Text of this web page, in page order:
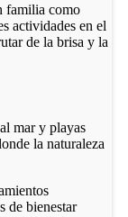
familia como
actividades en el
de la brisa y la
mar y playas
la naturaleza
de bienestar